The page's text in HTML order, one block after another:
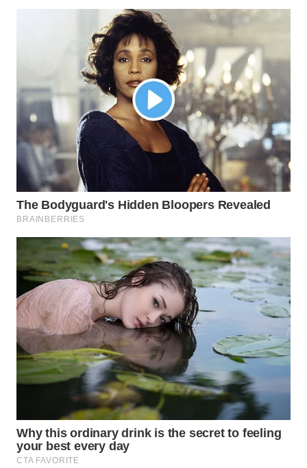
WN
SEMARANG
WN
SOLO
WN
BOROBUDUR
WN
MADURA
WN
SURABAYA
WN
NATUNA
WN
WN
MANDALIKA